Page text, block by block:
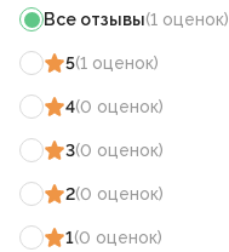
Все отзывы(1 оценок)
5(1 оценок)
4(0 оценок)
3(0 оценок)
2(0 оценок)
1(0 оценок)